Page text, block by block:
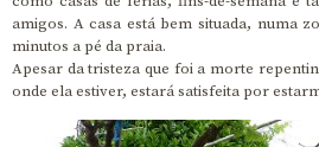
amigos. A casa está bem situada, numa
minutos a pé da praia.
Apesar da tristeza que foi a morte
onde ela estiver, estará satisfeita por